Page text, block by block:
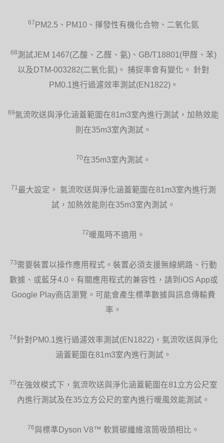
67 PM2.5、PM10、揮發性有機化合物、二氧化氮
68測試JEM 1467(乙酸、乙醛、氨)、GB/T18801(甲醛、苯)
以及DTM-003282(二氧化氮)。 捕捉率會有變化。 針對
PM0.1進行過濾效率測試(EN1822)。
69氣流吹送與淨化涵蓋範圍在81m3室內進行測試，加熱效能
則在35m3室內測試。
70在35m3室內測試。
71 最大設定。 氣流吹送與淨化涵蓋範圍在81m3室內進行測
試，加熱效能則在35m3室內測試。
72 暖風時不適用。
73需要裝置以操作應用程式。裝置必須支援無線網路、行動
數據、或藍牙4.0。有關應用程式的兼容性，請到iOS App或
Google Play商店瀏覽。可能會產生標準數據與訊息傳輸費
率。
74針對PM0.1進行過濾效率測試(EN1822)，氣流吹送與淨化
涵蓋範圍在81m3室內進行測試。
75在強效模式下，氣流吹送與淨化涵蓋範圍在81立方公尺室
內進行測試及在35立方公尺的室內進行暖風效能測試。
76與標準Dyson V8™ 軟質碳纖維滾筒吸頭相比。